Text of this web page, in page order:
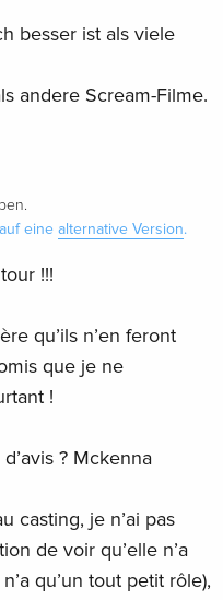
besser ist als viele
andere Scream-Filme.
eine alternative Version.
!!!
qu’ils n’en feront
que je ne
!
? Mckenna
casting, je n’ai pas
de voir qu’elle n’a
qu’un tout petit rôle),